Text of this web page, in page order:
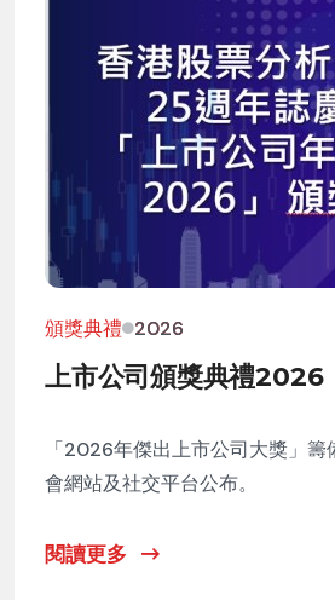
頒獎典禮 2026
上市公司頒獎典禮2026
「2026年傑出上市公司大獎」
會網站及社交平台公布。
閱讀更多